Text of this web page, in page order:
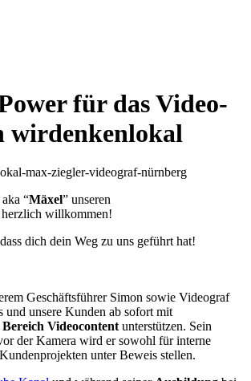
für das Video-
wirdenkenlokal
“Mäxel” unseren
herzlich willkommen!
dich dein Weg zu uns geführt hat!
Geschäftsführer Simon sowie Videograf
unsere Kunden ab sofort mit
Videocontent unterstützen. Sein
der Kamera wird er sowohl für interne
unter Beweis stellen.